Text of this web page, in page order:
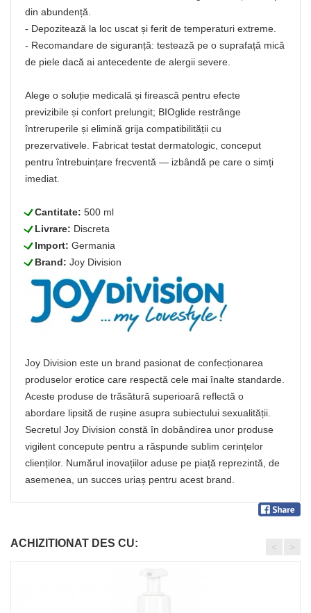
din abundență.
- Depozitează la loc uscat și ferit de temperaturi extreme.
- Recomandare de siguranță: testează pe o suprafață mică
de piele dacă ai antecedente de alergii severe.
Alege o soluție medicală și firească pentru efecte
previzibile și confort prelungit; BIOglide restrânge
întreruperile și elimină grija compatibilității cu
prezervativele. Fabricat testat dermatologic, conceput
pentru întrebuințare frecventă — izbândă pe care o simți
imediat.
LCantitate: 500 ml
LLivrare: Discreta
LImport: Germania
LBrand: Joy Division
Joy Division este un brand pasionat de confecționarea
produselor erotice care respectă cele mai înalte standarde.
Aceste produse de trăsătură superioară reflectă o
abordare lipsită de rușine asupra subiectului sexualității.
Secretul Joy Division constă în dobândirea unor produse
vigilent concepute pentru a răspunde sublim cerințelor
clienților. Numărul inovațiilor aduse pe piață reprezintă, de
asemenea, un succes uriaș pentru acest brand.
ACHIZITIONAT DES CU: < >